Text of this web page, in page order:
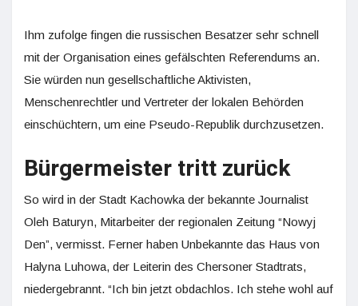
Ihm zufolge fingen die russischen Besatzer sehr schnell
mit der Organisation eines gefälschten Referendums an.
Sie würden nun gesellschaftliche Aktivisten,
Menschenrechtler und Vertreter der lokalen Behörden
einschüchtern, um eine Pseudo-Republik durchzusetzen.
Bürgermeister tritt zurück
So wird in der Stadt Kachowka der bekannte Journalist
Oleh Baturyn, Mitarbeiter der regionalen Zeitung “Nowyj
Den”, vermisst. Ferner haben Unbekannte das Haus von
Halyna Luhowa, der Leiterin des Chersoner Stadtrats,
niedergebrannt. “Ich bin jetzt obdachlos. Ich stehe wohl auf